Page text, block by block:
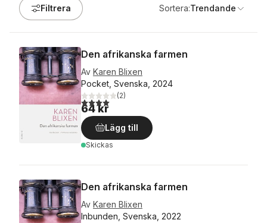
Filtrera Sortera:Trendande
Den afrikanska farmen
Av Karen Blixen
Pocket, Svenska, 2024
4,0utav 5 stjärnor. Totalt antal röster:
(2)
64 kr
Lägg till
Skickas
Den afrikanska farmen
Av Karen Blixen
Inbunden, Svenska, 2022